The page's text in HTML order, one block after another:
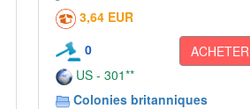
3,64 EUR
0
ACHETER
US - 301**
Colonies britanniques